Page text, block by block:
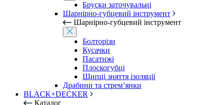
Бруски заточувальні
Шарнірно-губцевий інструмент
Шарнірно-губцевий інструмент
Болторізи
Кусачки
Пасатижі
Плоскогубці
Щипці зняття ізоляції
Драбини та стрем’янки
BLACK+DECKER
Каталог